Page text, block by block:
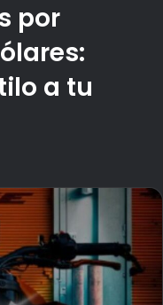
por
a tu